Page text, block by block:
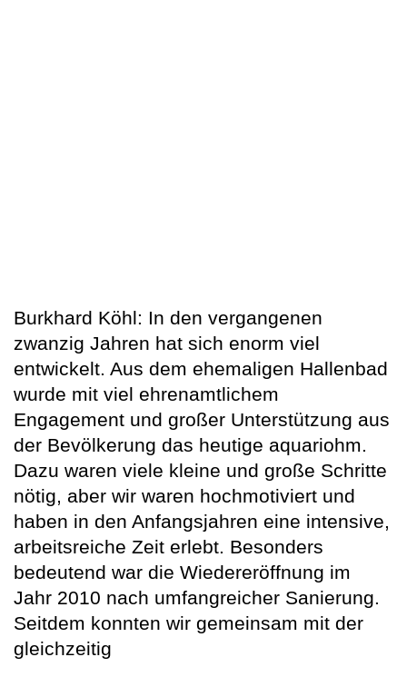
Burkhard Köhl: In den vergangenen
zwanzig Jahren hat sich enorm viel
entwickelt. Aus dem ehemaligen Hallenbad
wurde mit viel ehrenamtlichem
Engagement und großer Unterstützung aus
der Bevölkerung das heutige aquariohm.
Dazu waren viele kleine und große Schritte
nötig, aber wir waren hochmotiviert und
haben in den Anfangsjahren eine intensive,
arbeitsreiche Zeit erlebt. Besonders
bedeutend war die Wiedereröffnung im
Jahr 2010 nach umfangreicher Sanierung.
Seitdem konnten wir gemeinsam mit der
gleichzeitig